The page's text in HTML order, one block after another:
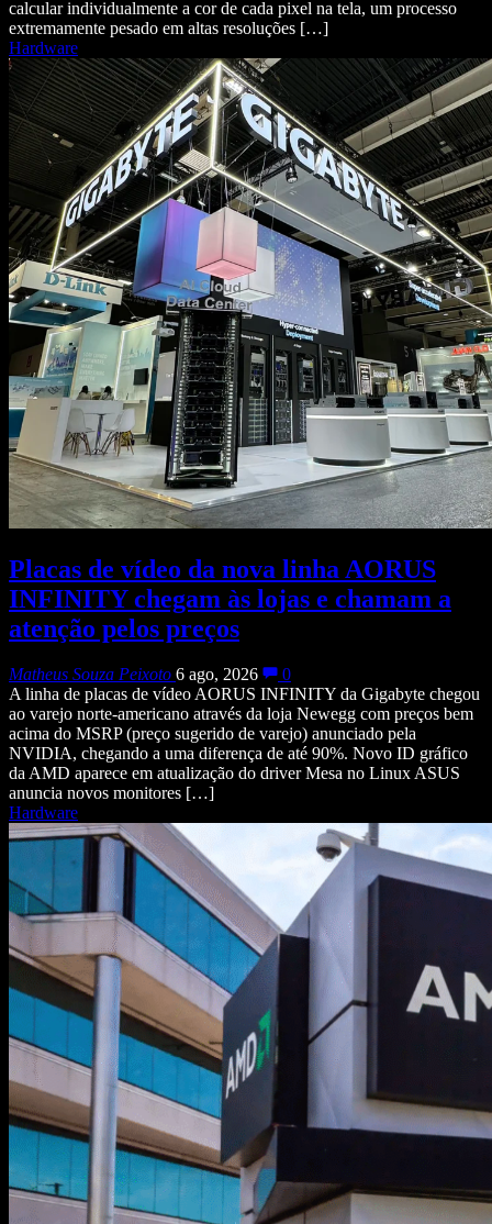
calcular individualmente a cor de cada pixel na tela, um processo
extremamente pesado em altas resoluções […]
Hardware
Placas de vídeo da nova linha AORUS
INFINITY chegam às lojas e chamam a
atenção pelos preços
Matheus Souza Peixoto 6 ago, 2026
0
A linha de placas de vídeo AORUS INFINITY da Gigabyte chegou
ao varejo norte-americano através da loja Newegg com preços bem
acima do MSRP (preço sugerido de varejo) anunciado pela
NVIDIA, chegando a uma diferença de até 90%. Novo ID gráfico
da AMD aparece em atualização do driver Mesa no Linux ASUS
anuncia novos monitores […]
Hardware